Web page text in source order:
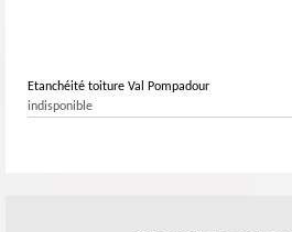
Etanchéité toiture Val Pompadour
indisponible